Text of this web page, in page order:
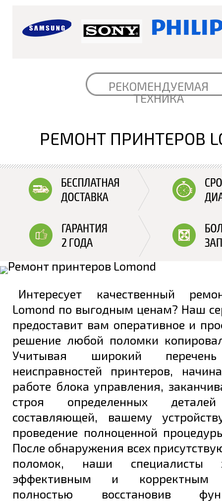
РЕКОМЕНДУЕМАЯ
ТЕХНИКА
РЕМОНТ ПРИНТЕРОВ
Интересует качественный
Lomond по выгодным ценам? Наш
предоставит вам оперативное и
решение любой поломки
Учитывая широкий
неисправностей принтеров,
работе блока управления,
строя определенных
составляющей, вашему
проведение полноценной
После обнаружения всех
поломок, наши специалисты
эффективным и корректным
полностью восстановив